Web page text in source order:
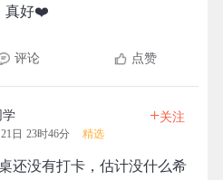
真好❤️
评论 点赞
学
日 23时46分 精选
+关注
还没有打卡，估计没什么希